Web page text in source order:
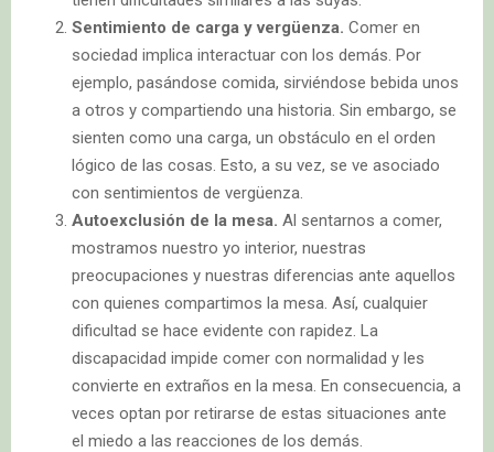
Sentimiento de carga y vergüenza. Comer en
sociedad implica interactuar con los demás. Por
ejemplo, pasándose comida, sirviéndose bebida unos
a otros y compartiendo una historia. Sin embargo, se
sienten como una carga, un obstáculo en el orden
lógico de las cosas. Esto, a su vez, se ve asociado
con sentimientos de vergüenza.
Autoexclusión de la mesa. Al sentarnos a comer,
mostramos nuestro yo interior, nuestras
preocupaciones y nuestras diferencias ante aquellos
con quienes compartimos la mesa. Así, cualquier
dificultad se hace evidente con rapidez. La
discapacidad impide comer con normalidad y les
convierte en extraños en la mesa. En consecuencia, a
veces optan por retirarse de estas situaciones ante
el miedo a las reacciones de los demás.